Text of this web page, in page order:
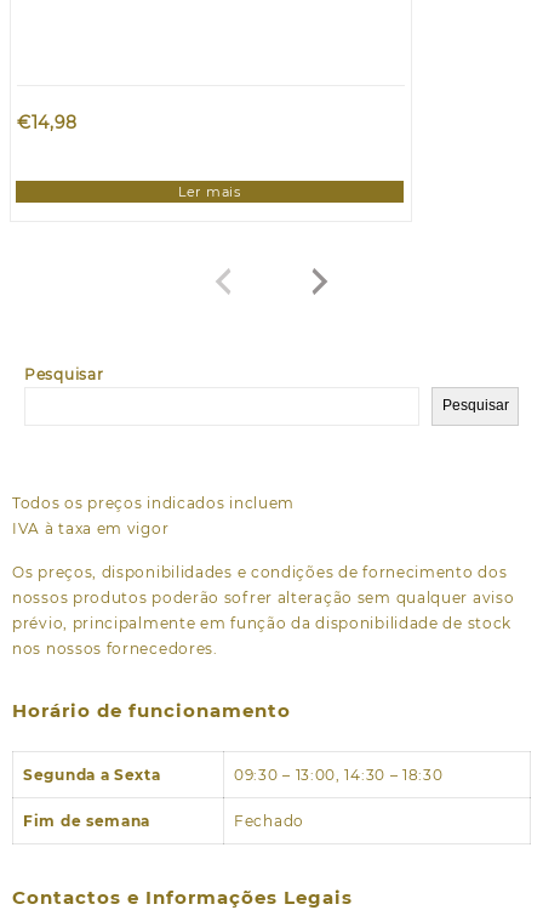
Pesquisar
Pesquisar
€14,98
Ler mais
Todos os preços indicados incluem
IVA à taxa em vigor
Os preços, disponibilidades e condições de fornecimento dos
nossos produtos poderão sofrer alteração sem qualquer aviso
prévio, principalmente em função da disponibilidade de stock
nos nossos fornecedores.
Horário de funcionamento
Segunda a Sexta 09:30 – 13:00, 14:30 – 18:30
Fim de semana Fechado
Contactos e Informações Legais